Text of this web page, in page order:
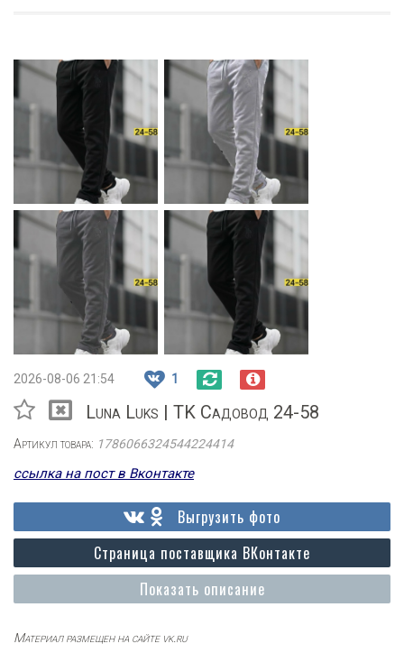
2026-08-06 21:54 1
Luna Luks | TK Садовод 24-58
Артикул товара: 1786066324544224414
ссылка на пост в Вконтакте
Показать описание
Страница поставщика ВКонтакте
Выгрузить фото
Материал размещен на сайте vk.ru